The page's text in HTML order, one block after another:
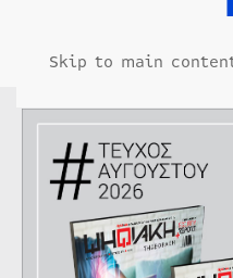
Skip to main